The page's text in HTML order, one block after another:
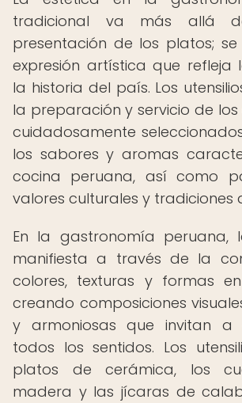
tradicional va más allá
presentación de los platos;
expresión artística que refleja
la historia del país. Los
la preparación y servicio de
cuidadosamente
los sabores y aromas
cocina peruana, así como
valores culturales y tradiciones
En la gastronomía peruana,
manifiesta a través de la
colores, texturas y formas
creando composiciones
y armoniosas que invitan a
todos los sentidos. Los
platos de cerámica, los
madera y las jícaras de